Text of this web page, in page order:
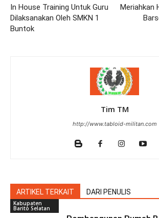
In House Training Untuk Guru
Dilaksanakan Oleh SMKN 1
Buntok
Meriahkan
Tim TM
http://www.tabloid-militan.com
ARTIKEL TERKAIT DARI PENULIS
Kabupaten
Barito Selatan